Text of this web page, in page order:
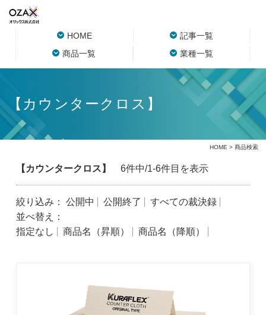
HOME
記事一覧
商品一覧
業種一覧
【カウンタークロス】
HOME > 商品検索
【カウンタークロス】 6件中/1-6件目を表示
絞り込み： 公開中 公開終了
すべての裁決録
並べ替え：
指定なし
商品名（昇順） 商品名（降順）